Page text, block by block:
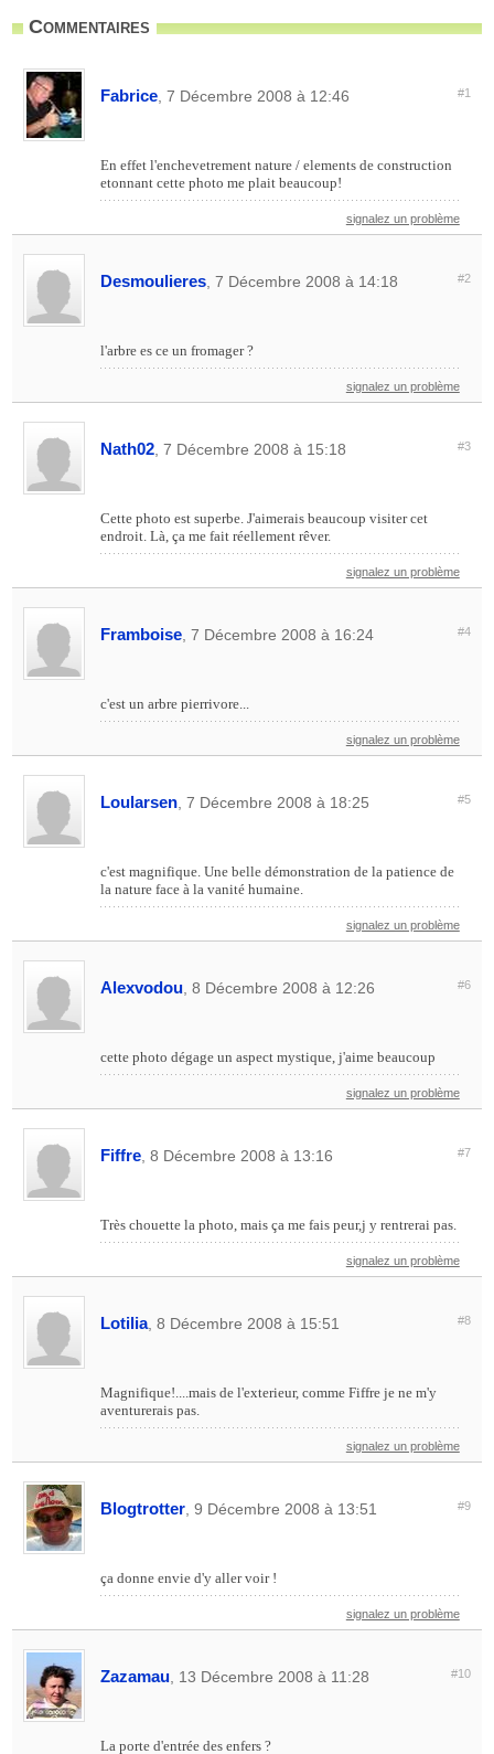
Commentaires
Fabrice, 7 Décembre 2008 à 12:46 #1
En effet l'enchevetrement nature / elements de construction
etonnant cette photo me plait beaucoup!
signalez un problème
Desmoulieres, 7 Décembre 2008 à 14:18 #2
l'arbre es ce un fromager ?
signalez un problème
Nath02, 7 Décembre 2008 à 15:18 #3
Cette photo est superbe. J'aimerais beaucoup visiter cet
endroit. Là, ça me fait réellement rêver.
signalez un problème
Framboise, 7 Décembre 2008 à 16:24 #4
c'est un arbre pierrivore...
signalez un problème
Loularsen, 7 Décembre 2008 à 18:25 #5
c'est magnifique. Une belle démonstration de la patience de
la nature face à la vanité humaine.
signalez un problème
Alexvodou, 8 Décembre 2008 à 12:26 #6
cette photo dégage un aspect mystique, j'aime beaucoup
signalez un problème
Fiffre, 8 Décembre 2008 à 13:16 #7
Très chouette la photo, mais ça me fais peur,j y rentrerai pas.
signalez un problème
Lotilia, 8 Décembre 2008 à 15:51 #8
Magnifique!....mais de l'exterieur, comme Fiffre je ne m'y
aventurerais pas.
signalez un problème
Blogtrotter, 9 Décembre 2008 à 13:51 #9
ça donne envie d'y aller voir !
signalez un problème
Zazamau, 13 Décembre 2008 à 11:28 #10
La porte d'entrée des enfers ?